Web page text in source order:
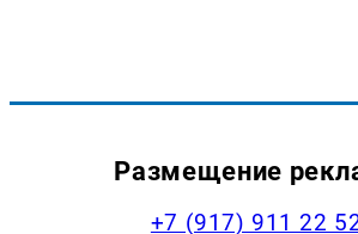
Размещение
+7 (917) 911 22